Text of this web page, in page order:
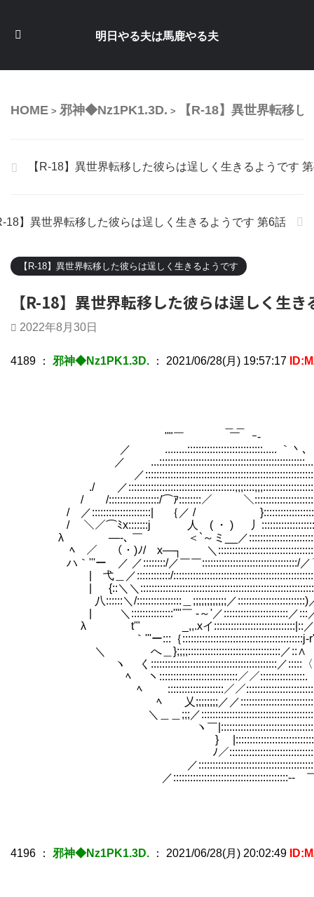
明日やる夫は馬鹿やる夫
HOME > 邪神◆Nz1PK1.3D. > 【R-18】異世界転移
【R-18】異世界転移した彼らは逞しく生きるようです
18】異世界転移した彼らは逞しく生きるようです 第6話
【R-18】異世界転移した彼らは逞しく生きるようです
【R-18】異世界転移した彼らは逞しく生
2022年8月30日
4189 ： 邪神◆Nz1PK1.3D. ： 2021/06/28(月) 19:57:17
''"￣ ￣ ｰ-
／ ........:::::::::::::::::::::::::::..... ｀丶､
／ ...::::::::::::::::::::::::::::::::::::::::::::::::::::....
／::::::::::::::::::::::::::::::::::::::::::::::::::::::::::::
./ ／
/ /::::::::::::::::::/⌒ｱ::::::::／ ＼
/ ／:::::::::::::::::::::| ｛／ /
/ ＼／⌒ﾐx:::::::j 人 ( ・ ) 丿
λ ―-､ ￣ ＜`～ミ__／:::::::::::::::::::::::::｜|
ﾍ ／ （・)ﾉ/ x―┐ ＼
ハ｀'''ー ／ ／::::::::/／￣￣::::::::::::::::::::::::::::::::::/
| 弋＿／::::::::::::/
| {::＼＼
八::::::＼/::::::::::::::::＿;;;;;;;;;;;;／
| ＼:::::::::::::::''"￣ -～'／
λ t'" _,,.xイ:::::::::::::::::::::::::::::|::／
｀'''ー:::｛:::::::::::::::::::::::::::::::::::::::::::j-
＼ へ＿};;;;:::::::::::::::::::::::::::::::::／::∧
ヽ く:::::::::::::::::::::::::::::::::::::::::::::／:::::
ﾍ ヽ::::::::::::::::::::::::::::／／::::::::::::::::.
ﾍ ::::::::::::::::::::／／
ﾍ 乂;;;;;;;;／／
＼＿＿;;;／
ヽ￣
}
ﾉ／
／
／:::::::::::::::::::::::::::::::::::::::::-‐
4196 ： 邪神◆Nz1PK1.3D. ： 2021/06/28(月) 20:02:49